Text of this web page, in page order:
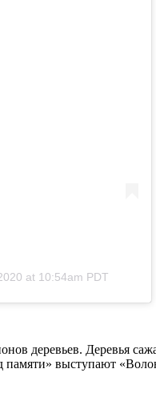
at 10:54am PDT
деревьев. Деревья
выступают